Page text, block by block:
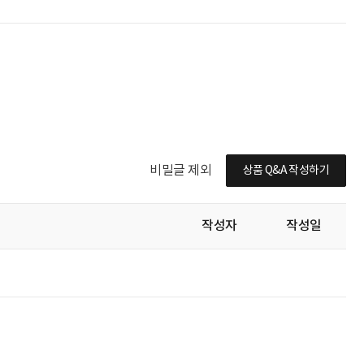
비밀글 제외 상품 Q&A 작성하기
작성자 작성일